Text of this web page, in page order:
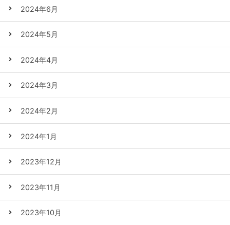
2024年6月
2024年5月
2024年4月
2024年3月
2024年2月
2024年1月
2023年12月
2023年11月
2023年10月